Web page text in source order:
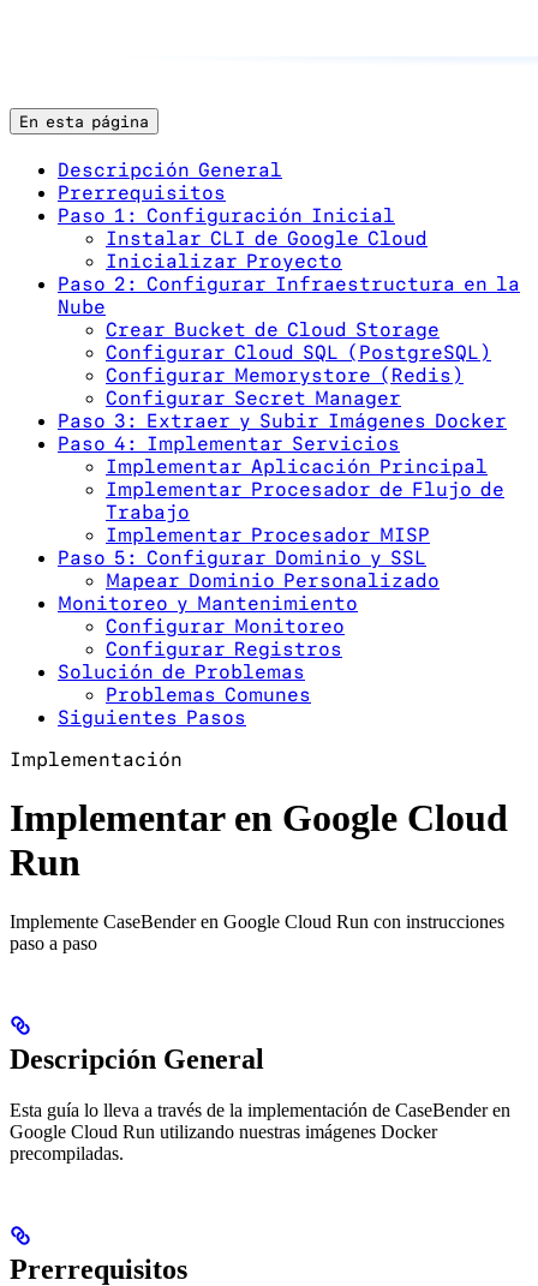
En esta página
Descripción General
Prerrequisitos
Paso 1: Configuración Inicial
Instalar CLI de Google Cloud
Inicializar Proyecto
Paso 2: Configurar Infraestructura en la
Nube
Crear Bucket de Cloud Storage
Configurar Cloud SQL (PostgreSQL)
Configurar Memorystore (Redis)
Configurar Secret Manager
Paso 3: Extraer y Subir Imágenes Docker
Paso 4: Implementar Servicios
Implementar Aplicación Principal
Implementar Procesador de Flujo de
Trabajo
Implementar Procesador MISP
Paso 5: Configurar Dominio y SSL
Mapear Dominio Personalizado
Monitoreo y Mantenimiento
Configurar Monitoreo
Configurar Registros
Solución de Problemas
Problemas Comunes
Siguientes Pasos
Implementación
Implementar en Google Cloud
Run
Implemente CaseBender en Google Cloud Run con instrucciones
paso a paso
Descripción General
Esta guía lo lleva a través de la implementación de CaseBender en
Google Cloud Run utilizando nuestras imágenes Docker
precompiladas.
Prerrequisitos